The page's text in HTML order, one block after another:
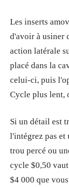
Les inserts
d'avoir à usiner
action latérale
placé dans la
celui-ci, puis
Cycle plus lent,
Si un détail est
l'intégrez pas et
trou percé ou
cycle $0,50
$4 000 que